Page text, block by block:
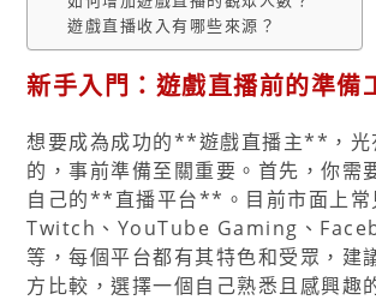
遊戲直播收入有哪些來源？
新手入門：遊戲直播前的準備
想要成為成功的**遊戲直播主**，光
的，事前準備至關重要。首先，你需
自己的**直播平台**。目前市面上常
Twitch、YouTube Gaming、
等，每個平台都有其特色和受眾，建
方比較，選擇一個自己熟悉且感興趣